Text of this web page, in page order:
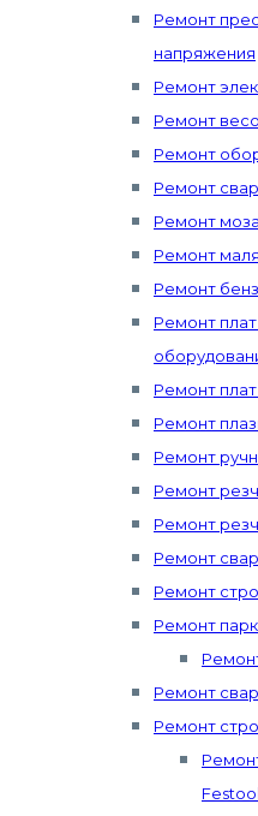
Ремонт
напряжения
Ремонт
Ремонт
Ремонт
Ремонт
Ремонт
Ремонт
Ремонт
Ремонт
Ремонт
Ремонт
Ремонт
Ремонт
Ремонт
Ремонт
Ремонт
Ремонт
Ремонт
Ремонт
Festool